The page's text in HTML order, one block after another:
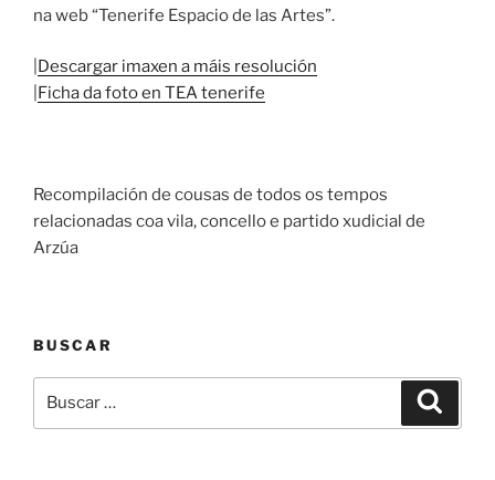
na web “Tenerife Espacio de las Artes”.
Descargar imaxen a máis resolución
Ficha da foto en TEA tenerife
Recompilación de cousas de todos os tempos
relacionadas coa vila, concello e partido xudicial de
Arzúa
BUSCAR